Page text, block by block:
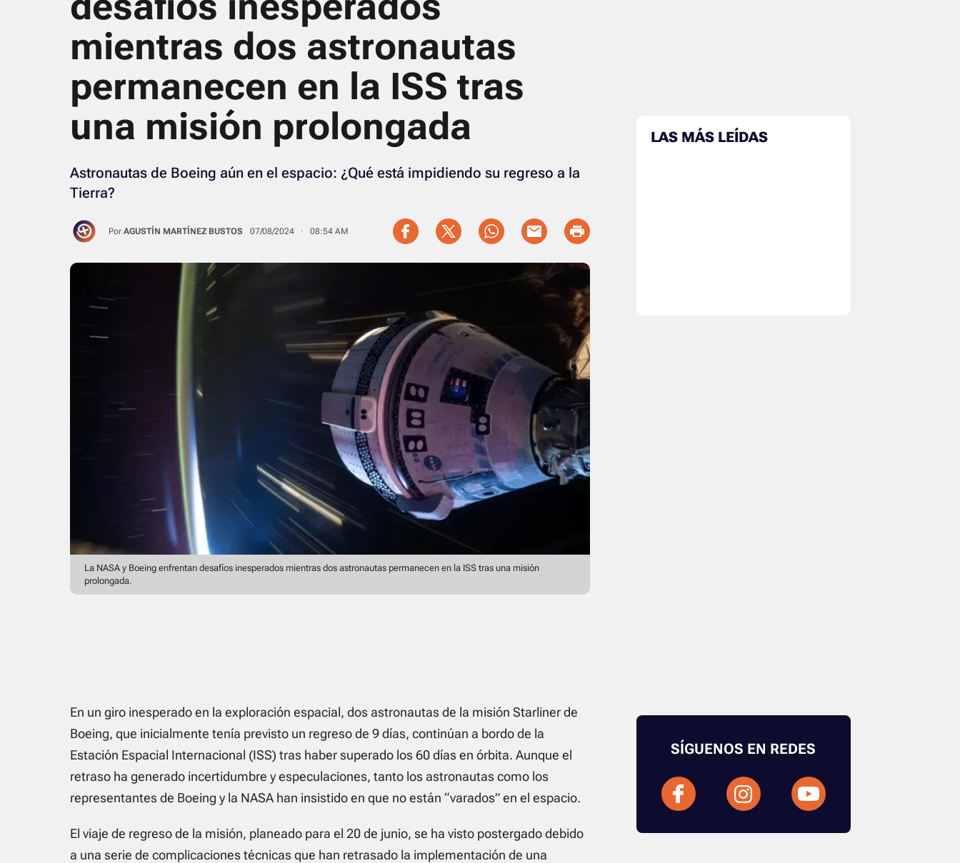
mientras dos astronautas
permanecen en la ISS tras
una misión prolongada
Astronautas de Boeing aún en el espacio: ¿Qué está impidiendo su regreso a la
Tierra?
Por AGUSTÍN MARTÍNEZ BUSTOS 07/08/2024 · 08:54 AM
La NASA y Boeing enfrentan desafíos inesperados mientras dos astronautas permanecen en la ISS tras una misión
prolongada.
En un giro inesperado en la exploración espacial, dos astronautas de la misión Starliner de
Boeing, que inicialmente tenía previsto un regreso de 9 días, continúan a bordo de la
Estación Espacial Internacional (ISS) tras haber superado los 60 días en órbita. Aunque el
retraso ha generado incertidumbre y especulaciones, tanto los astronautas como los
representantes de Boeing y la NASA han insistido en que no están “varados” en el espacio.
El viaje de regreso de la misión, planeado para el 20 de junio, se ha visto postergado debido
a una serie de complicaciones técnicas que han retrasado la implementación de una
LAS MÁS LEÍDAS
SÍGUENOS EN REDES